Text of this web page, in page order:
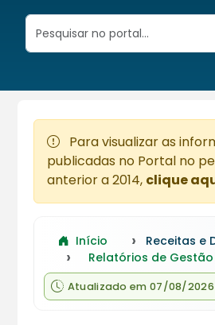
Para visualizar as
publicadas no Portal no
anterior a 2014, clique
Início
Receitas e
Relatórios de Gestão
Atualizado em 07/08/2026